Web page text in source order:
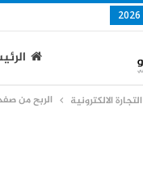
التجارة الالكترونية الربح من